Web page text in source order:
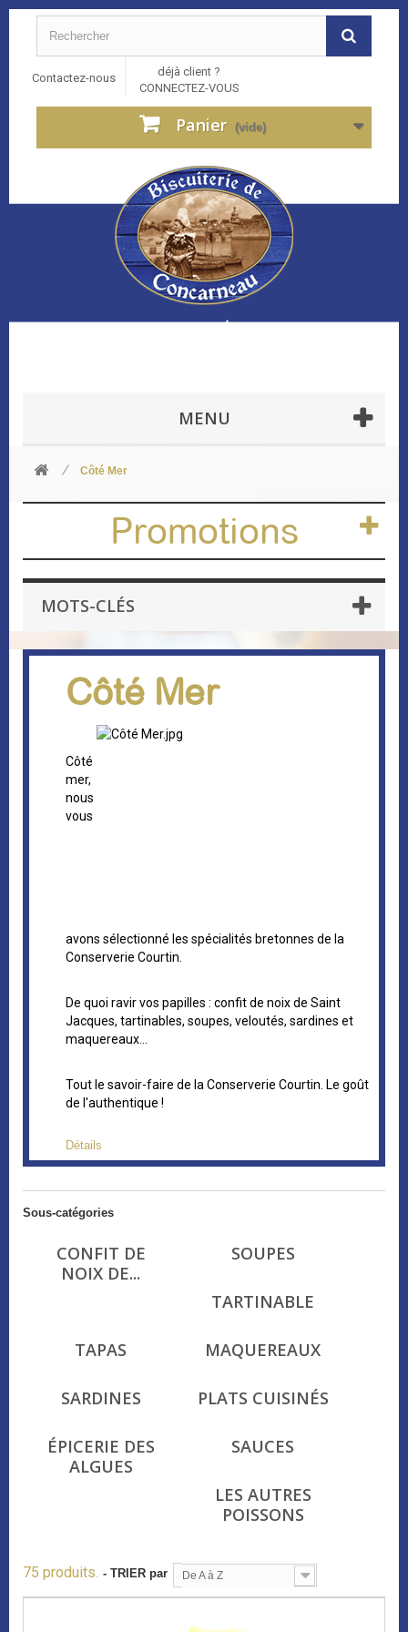
Contactez-nous
déjà client ?
CONNECTEZ-VOUS
Panier (vide)
MENU
Côté Mer
Promotions
MOTS-CLÉS
Côté Mer
Côté
mer,
nous
vous
avons sélectionné les spécialités bretonnes de la
Conserverie Courtin.
De quoi ravir vos papilles : confit de noix de Saint
Jacques, tartinables, soupes, veloutés, sardines et
maquereaux…
Tout le savoir-faire de la Conserverie Courtin. Le goût
de l'authentique !
Détails
Sous-catégories
CONFIT DE
NOIX DE...
SOUPES
TARTINABLE
TAPAS MAQUEREAUX
SARDINES PLATS CUISINÉS
ÉPICERIE DES
ALGUES
SAUCES
LES AUTRES
POISSONS
75 produits. - TRIER par De A à Z